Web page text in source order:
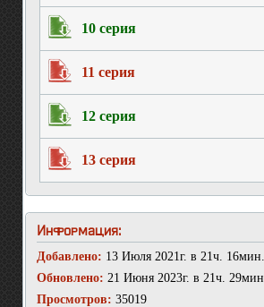
10 серия
11 серия
12 серия
13 серия
Информация:
Добавлено: 13 Июля 2021г. в 21ч. 16мин.
Обновлено: 21 Июня 2023г. в 21ч. 29мин.
Просмотров: 35019